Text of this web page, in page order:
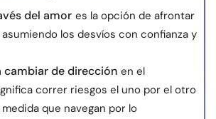
del amor es la opción de afrontar
los desvíos con confianza y
cambiar de dirección en el
correr riesgos el uno por el otro
que navegan por lo